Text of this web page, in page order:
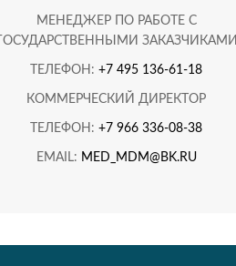
МЕНЕДЖЕР ПО РАБОТЕ С
ГОСУДАРСТВЕННЫМИ ЗАКАЗЧИКАМИ
ТЕЛЕФОН:+7 495 136-61-18
КОММЕРЧЕСКИЙ ДИРЕКТОР
ТЕЛЕФОН:+7 966 336-08-38
EMAIL: MED_MDM@BK.RU